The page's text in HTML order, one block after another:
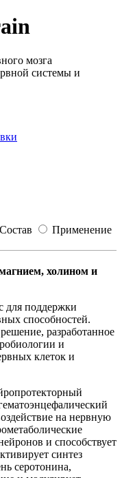
мозга
Состав
Применение
холином и
поддержки
способностей.
разработанное
и
клеток и
на нервную
и способствует
синтез
серотонина,